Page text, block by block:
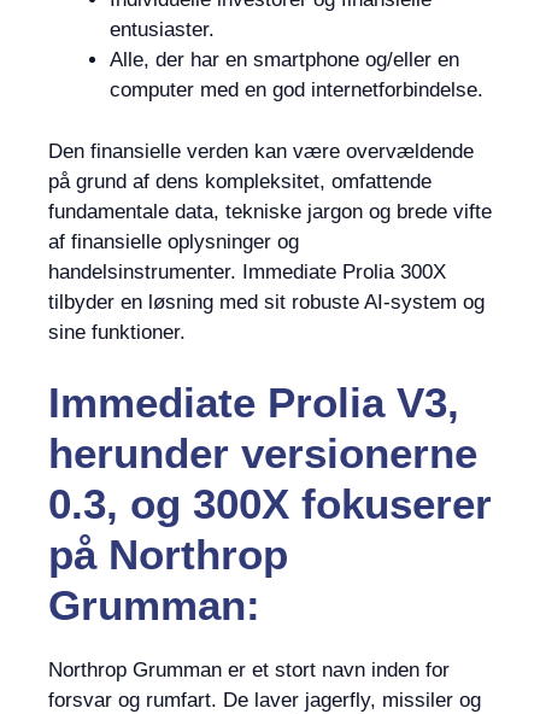
entusiaster.
Alle, der har en smartphone og/eller en
computer med en god internetforbindelse.
Den finansielle verden kan være overvældende
på grund af dens kompleksitet, omfattende
fundamentale data, tekniske jargon og brede vifte
af finansielle oplysninger og
handelsinstrumenter. Immediate Prolia 300X
tilbyder en løsning med sit robuste AI-system og
sine funktioner.
Immediate Prolia V3,
herunder versionerne
0.3, og 300X fokuserer
på Northrop
Grumman:
Northrop Grumman er et stort navn inden for
forsvar og rumfart. De laver jagerfly, missiler og